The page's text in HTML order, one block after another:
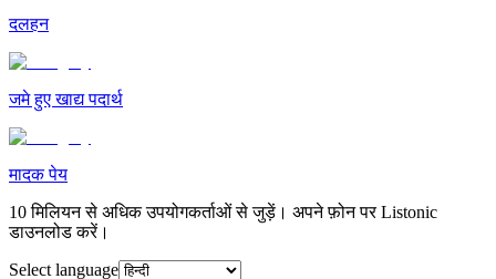
दलहन
जमे हुए खाद्य पदार्थ
मादक पेय
10 मिलियन से अधिक उपयोगकर्ताओं से जुड़ें। अपने फ़ोन पर Listonic
डाउनलोड करें।
Select language